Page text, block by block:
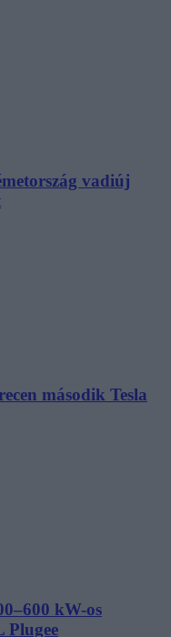
vadiúj
második Tesla
kW-os
Plugee